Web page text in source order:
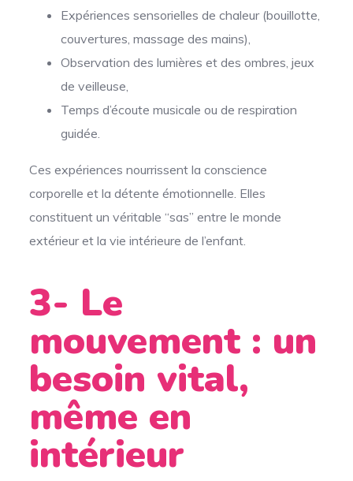
Expériences sensorielles de chaleur (bouillotte,
couvertures, massage des mains),
Observation des lumières et des ombres, jeux
de veilleuse,
Temps d’écoute musicale ou de respiration
guidée.
Ces expériences nourrissent la conscience
corporelle et la détente émotionnelle. Elles
constituent un véritable “sas” entre le monde
extérieur et la vie intérieure de l’enfant.
3- Le
mouvement : un
besoin vital,
même en
intérieur